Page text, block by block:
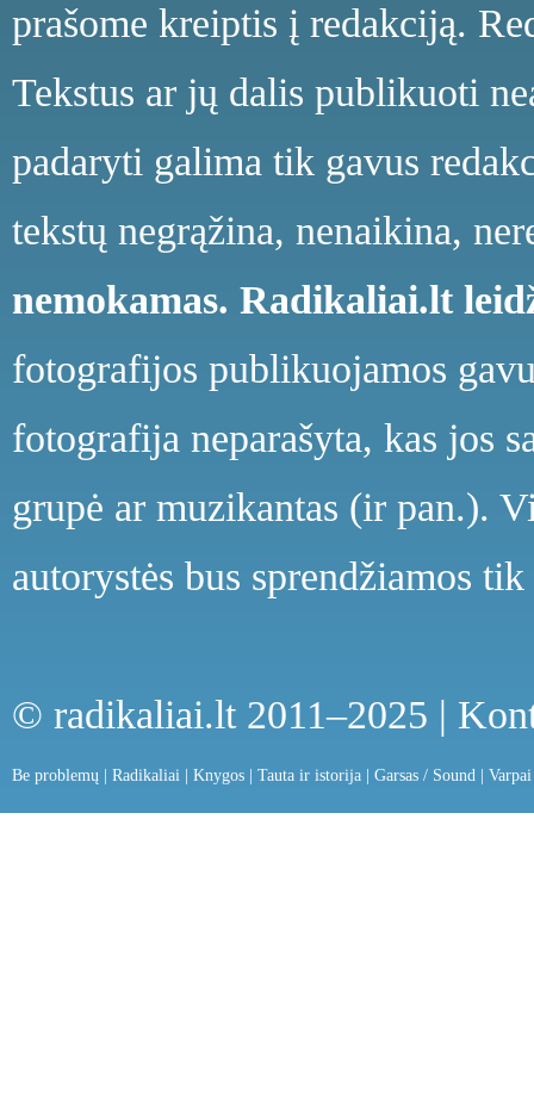
prašome kreiptis į redakciją.
Tekstus ar jų dalis publikuoti
padaryti galima tik gavus
tekstų negrąžina, nenaikina,
nemokamas. Radikaliai.lt
fotografijos publikuojamos
fotografija neparašyta, kas jos
grupė ar muzikantas (ir pan.).
autorystės bus sprendžiamos
© radikaliai.lt 2011–2025 |
Be problemų Radikaliai Knygos Tauta ir istorija Garsas / Sound Varpai